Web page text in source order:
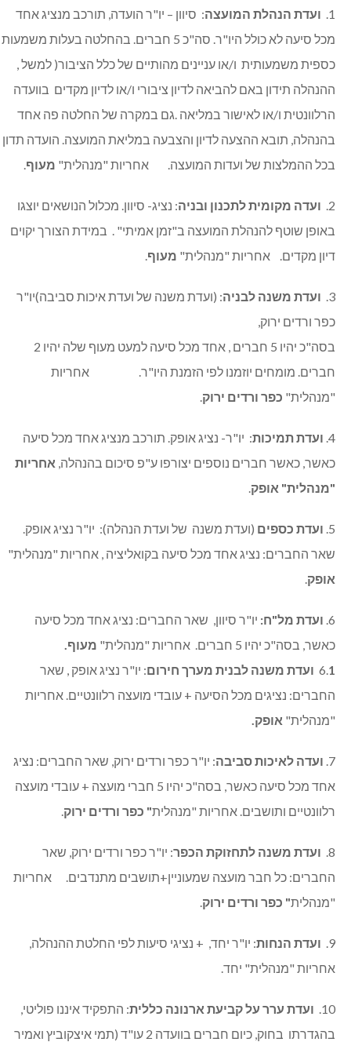
1. ועדת הנהלת המועצה: סיוון – יו"ר הועדה, תורכב מנציג אחד
מכל סיעה לא כולל היו"ר. סה"כ 5 חברים. בהחלטה בעלות משמעות
כספית משמעותית ו/או עניינים מהותיים של כלל הציבור( למשל ,
ההנהלה תידון באם להביאה לדיון ציבורי ו/או לדיון מקדים בוועדה
הרלוונטית ו/או לאישור במליאה .גם במקרה של החלטה פה אחד
בהנהלה, תובא ההצעה לדיון והצבעה במליאת המועצה. הועדה תדון
בכל ההמלצות של ועדות המועצה. אחריות "מנהלית" מעוף
2. ועדה מקומית לתכנון ובניה: נציג- סיוון. מכלול הנושאים יוצגו
באופן שוטף להנהלת המועצה ב"זמן אמיתי" . במידת הצורך יקוים
דיון מקדים. אחריות "מנהלית" מעוף
3. ועדת משנה לבניה: (ועדת משנה של ועדת איכות סביבה)יו"ר
כפר ורדים ירוק,
בסה"כ יהיו 5 חברים , אחד מכל סיעה למעט מעוף שלה יהיו 2
חברים. מומחים יוזמנו לפי הזמנת היו"ר. אחריות
"מנהלית" כפר ורדים ירוק
4. ועדת תמיכות: יו"ר- נציג אופק. תורכב מנציג אחד מכל סיעה
כאשר, כאשר חברים נוספים יצורפו ע"פ סיכום בהנהלה, אחריות
"מנהלית" אופק
5. ועדת כספים (ועדת משנה של ועדת הנהלה): יו"ר נציג אופק.
שאר החברים: נציג אחד מכל סיעה בקואליציה , אחריות "מנהלית"
אופק
6. ועדת מל"ח: יו"ר סיוון, שאר החברים: נציג אחד מכל סיעה
כאשר, בסה"כ יהיו 5 חברים. אחריות "מנהלית"
מעוף.
6. 1 ועדת משנה לבנית מערך חירום
: יו"ר נציג אופק , שאר
החברים: נציגים מכל הסיעה + עובדי מועצה רלוונטיים. אחריות
"מנהלית" אופק.
7. ועדה לאיכות סביבה: יו"ר כפר ורדים ירוק, שאר החברים: נציג
אחד מכל סיעה כאשר, בסה"כ יהיו 5 חברי מועצה + עובדי מועצה
רלוונטיים ותושבים. אחריות "מנהלית" כפר ורדים ירוק
8. ועדת משנה לתחזוקת הכפר: יו"ר כפר ורדים ירוק, שאר
החברים: כל חבר מועצה שמעוניין+תושבים מתנדבים. אחריות
"מנהלית" כפר ורדים ירוק
9. ועדת הנחות: יו"ר יחד, + נציגי סיעות לפי החלטת ההנהלה,
אחריות "מנהלית" יחד.
10. ועדת ערר על קביעת ארנונה כללית: התפקיד איננו פוליטי,
בהגדרתו בחוק, כיום חברים בוועדה 2 עו"ד (תמי איצקוביץ ואמיר